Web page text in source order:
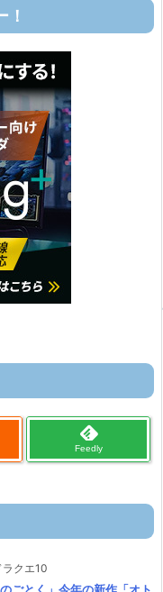
！
Feedly
ラクエ10